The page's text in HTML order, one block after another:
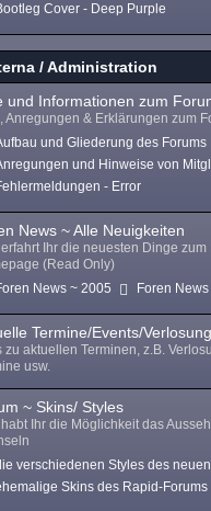
Cover - Deep Purple
/ Administration
und Informationen zum
Anregungen & Erklärungen zum
und Gliederung des Forums
und Hinweise von
- Error
News ~ Alle Neuigkeiten
erfahrt Ihr die neuesten Dinge zum
(Read Only)
News ~ 2005 Foren
Termine/Events/
zu aktuellen Terminen, z.B.
usw.
~ Skins/ Styles
Ihr die Möglichkeit das
verschiedenen Styles des
Skins des Rapid-Forums